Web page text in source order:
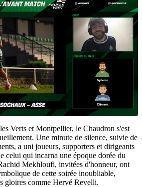
Verts et Montpellier, le Chaudron s'est
Une minute de silence, suivie de
a uni joueurs, supporters et dirigeants
celui qui incarna une époque dorée du
Mekhloufi, invitées d'honneur, ont
de cette soirée inoubliable,
gloires comme Hervé Revelli.